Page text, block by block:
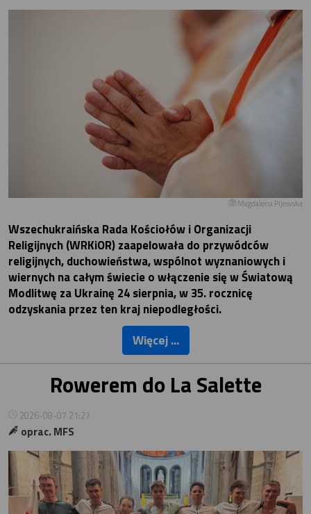
Magdalena Pijewska
Wszechukraińska Rada Kościołów i Organizacji
Religijnych (WRKiOR) zaapelowała do przywódców
religijnych, duchowieństwa, wspólnot wyznaniowych i
wiernych na całym świecie o włączenie się w Światową
Modlitwę za Ukrainę 24 sierpnia, w 35. rocznicę
odzyskania przez ten kraj niepodległości.
Więcej ...
Rowerem do La Salette
2026-08-07 21:27
oprac. MFS